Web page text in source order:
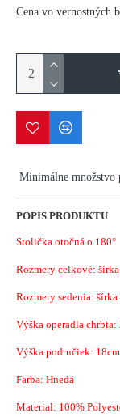
Cena vo vernostných
Minimálne množstvo
POPIS PRODUKTU
Stolička otočná o 180°
Rozmery celkové:
Rozmery sedenia:
Výška operadla chrbta:
Výška područiek: 18cm
Farba: Hnedá
Material: 100%